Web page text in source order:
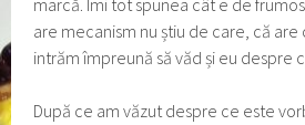
marcă. Îmi tot spunea cât e de
are mecanism nu știu de care, că
intrăm împreună să văd și eu despre
După ce am văzut despre ce este